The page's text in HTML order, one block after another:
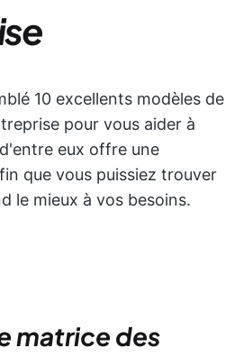
10 excellents modèles de
pour vous aider à
eux offre une
que vous puissiez trouver
le mieux à vos besoins.
matrice des